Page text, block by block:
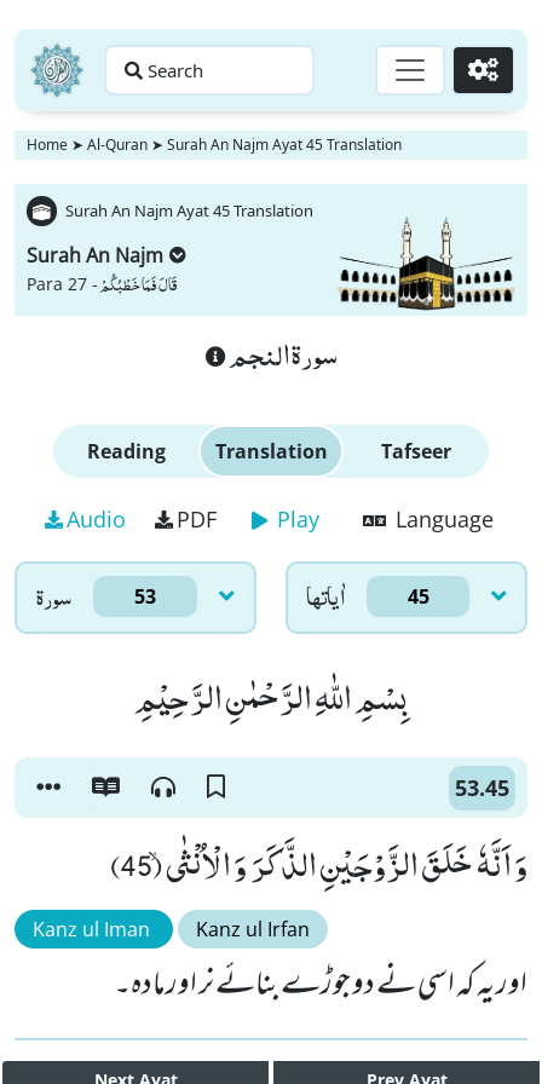
Search Go
Home ➤ Al-Quran ➤ Surah An Najm Ayat 45 Translation
Surah An Najm Ayat 45 Translation
Surah An Najm
Para 27 -قَالَ فَمَا خَطْبُكُمْ
سورة النجم
Reading Translation Tafseer
Audio PDF Play Language
سورۃ 53 اٰياتها 45
بِسْمِ اللّٰهِ الرَّحْمٰنِ الرَّحِیْمِ
53.45
وَ اَنَّهٗ خَلَقَ الزَّوْجَیْنِ الذَّكَرَ وَ الْاُنْثٰىۙ (45)
Kanz ul Iman Kanz ul Irfan
اور یہ کہ اسی نے دو جوڑے بنائے نر اور مادہ۔